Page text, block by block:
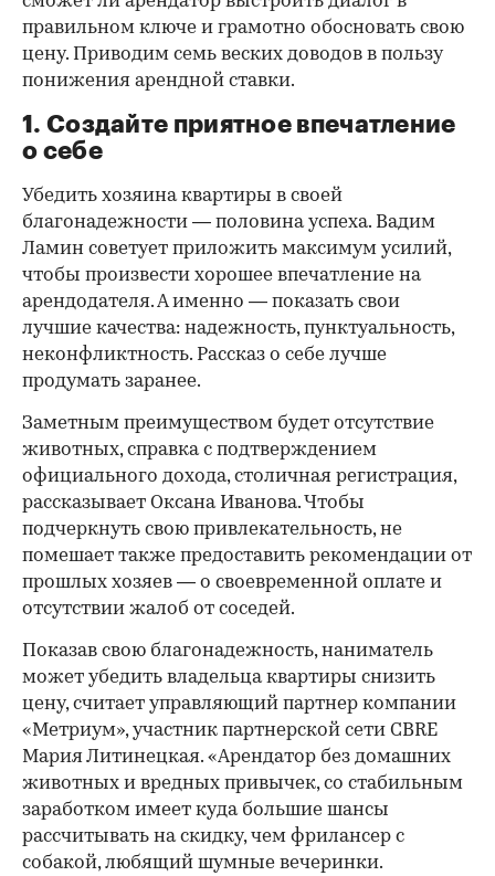
правильном ключе и грамотно обосновать свою
цену. Приводим семь веских доводов в пользу
понижения арендной ставки.
1. Создайте приятное впечатление
о себе
Убедить хозяина квартиры в своей
благонадежности — половина успеха. Вадим
Ламин советует приложить максимум усилий,
чтобы произвести хорошее впечатление на
арендодателя. А именно — показать свои
лучшие качества: надежность, пунктуальность,
неконфликтность. Рассказ о себе лучше
продумать заранее.
Заметным преимуществом будет отсутствие
животных, справка с подтверждением
официального дохода, столичная регистрация,
рассказывает Оксана Иванова. Чтобы
подчеркнуть свою привлекательность, не
помешает также предоставить рекомендации от
прошлых хозяев — о своевременной оплате и
отсутствии жалоб от соседей.
Показав свою благонадежность, наниматель
может убедить владельца квартиры снизить
цену, считает управляющий партнер компании
«Метриум», участник партнерской сети CBRE
Мария Литинецкая. «Арендатор без домашних
животных и вредных привычек, со стабильным
заработком имеет куда большие шансы
рассчитывать на скидку, чем фрилансер с
собакой, любящий шумные вечеринки.